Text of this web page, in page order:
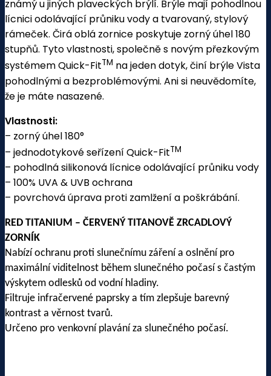
známý u jiných plaveckých brýlí. Brýle mají pohodlnou
lícnici odolávající průniku vody a tvarovaný, stylový
rámeček. Čirá oblá zornice poskytuje zorný úhel 180
stupňů. Tyto vlastnosti, společně s novým přezkovým
systémem Quick-FitTM na jeden dotyk, činí brýle Vista
pohodlnými a bezproblémovými. Ani si neuvědomíte,
že je máte nasazené.
Vlastnosti:
– zorný úhel 180°
– jednodotykové seřízení Quick-FitTM
– pohodlná silikonová lícnice odolávající průniku vody
– 100% UVA & UVB ochrana
– povrchová úprava proti zamlžení a poškrábání.
RED TITANIUM – ČERVENÝ TITANOVĚ ZRCADLOVÝ
ZORNÍK
Nabízí ochranu proti slunečnímu záření a oslnění pro
maximální viditelnost během slunečného počasí s častým
výskytem odlesků od vodní hladiny.
Filtruje infračervené paprsky a tím zlepšuje barevný
kontrast a věrnost tvarů.
Určeno pro venkovní plavání za slunečného počasí.